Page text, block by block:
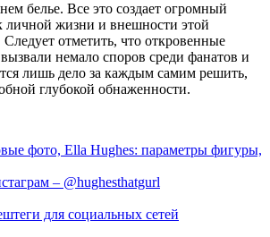
белье. Все это создает огромный
личной жизни и внешности этой
отметить, что откровенные
немало споров среди фанатов и
лишь дело за каждым самим решить,
глубокой обнаженности.
фото, Ella Hughes: параметры фигуры,
– @hughesthatgurl
для социальных сетей